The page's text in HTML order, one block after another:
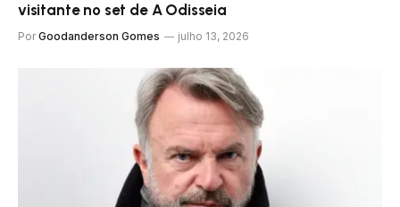
visitante no set de A Odisseia
Por Goodanderson Gomes julho 13, 2026